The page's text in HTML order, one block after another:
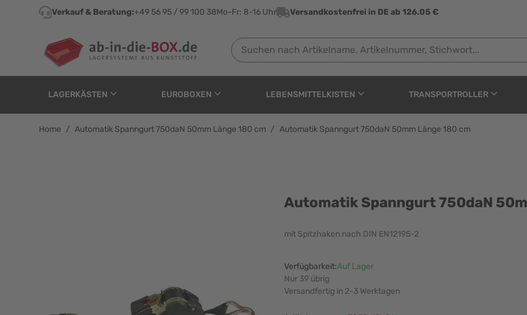
Direkt zum Inhalt
Verkauf & Beratung:+49 56 95 / 99 100 38Mo-Fr: 8-16 Uhr Versandkostenfrei in DE ab 126.05 €
Suchen nach Artikelname, Artikelnummer, Stichwort...
LAGERKÄSTEN EUROBOXEN LEBENSMITTELKISTEN TRANSPORTROLLER
Home / Automatik Spanngurt 750daN 50mm Länge 180 cm / Automatik Spanngurt 750daN 50mm Länge 180 cm
Automatik Spanngurt 750daN 50mm Länge
Automatik Spanngurt 750daN
mit Spitzhaken nach DIN EN12195-2
Verfügbarkeit:Auf Lager
Nur 39 übrig
Versandfertig in 2-3 Werktagen